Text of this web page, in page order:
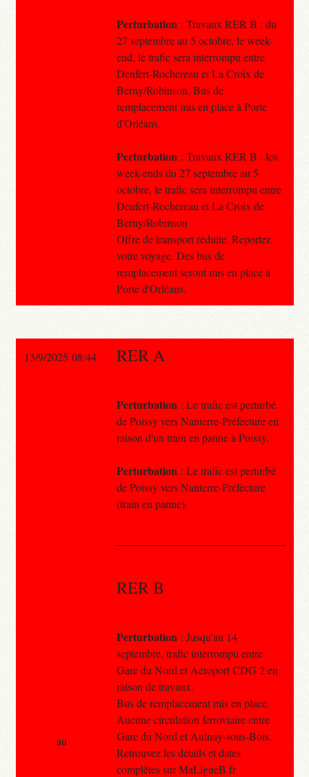
Perturbation : Travaux RER B : du
27 septembre au 5 octobre, le week-
end, le trafic sera interrompu entre
Denfert-Rochereau et La Croix de
Berny/Robinson. Bus de
remplacement mis en place à Porte
d'Orléans.
Perturbation : Travaux RER B : les
week-ends du 27 septembre au 5
octobre, le trafic sera interrompu entre
Denfert-Rochereau et La Croix de
Berny/Robinson
Offre de transport réduite. Reportez
votre voyage. Des bus de
remplacement seront mis en place à
Porte d'Orléans.
13/9/2025 08:44 RER A
Perturbation : Le trafic est perturbé
de Poissy vers Nanterre-Préfecture en
raison d'un train en panne à Poissy.
Perturbation : Le trafic est perturbé
de Poissy vers Nanterre-Préfecture
(train en panne).
RER B
Perturbation : Jusqu'au 14
septembre, trafic interrompu entre
Gare du Nord et Aéroport CDG 2 en
raison de travaux.
Bus de remplacement mis en place.
Aucune circulation ferroviaire entre
Gare du Nord et Aulnay-sous-Bois.
Retrouvez les détails et dates
complètes sur MaLigneB.fr
au